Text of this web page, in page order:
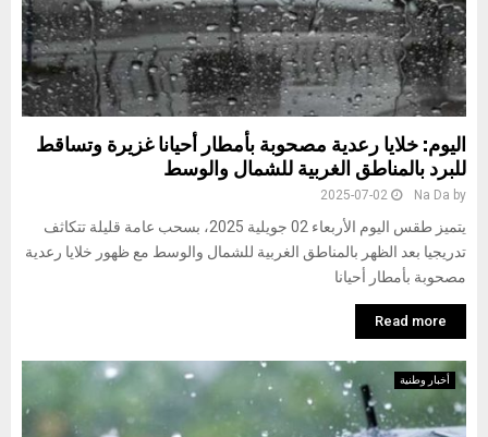
اليوم: خلايا رعدية مصحوبة بأمطار أحيانا غزيرة وتساقط
للبرد بالمناطق الغربية للشمال والوسط
by
Na Da
2025-07-02
يتميز طقس اليوم الأربعاء 02 جويلية 2025، بسحب عامة قليلة تتكاثف
تدريجيا بعد الظهر بالمناطق الغربية للشمال والوسط مع ظهور خلايا رعدية
مصحوبة بأمطار أحيانا
Read more
أخبار وطنية